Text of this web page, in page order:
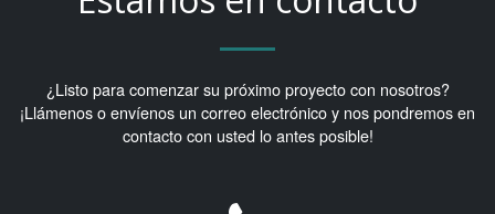
¿Listo para comenzar su próximo proyecto con nosotros?
¡Llámenos o envíenos un correo electrónico y nos pondremos en
contacto con usted lo antes posible!